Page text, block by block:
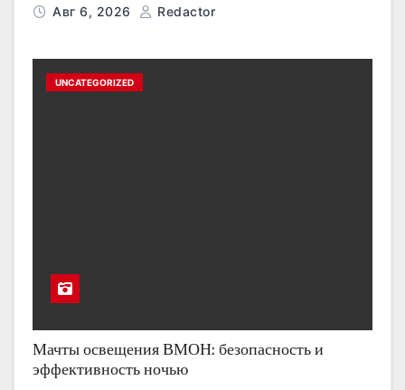
Авг 6, 2026 Redactor
UNCATEGORIZED
Мачты освещения ВМОН: безопасность и
эффективность ночью